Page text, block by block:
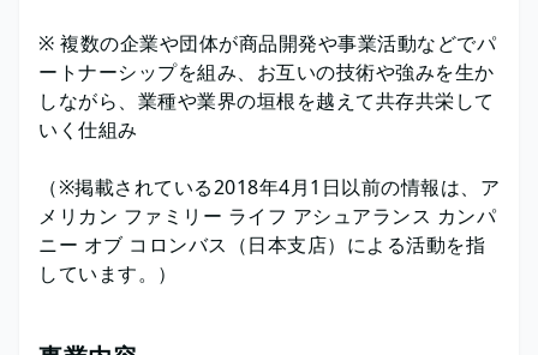
※ 複数の企業や団体が商品開発や事業活動などでパ
ートナーシップを組み、お互いの技術や強みを生か
しながら、業種や業界の垣根を越えて共存共栄して
いく仕組み
（※掲載されている2018年4月1日以前の情報は、ア
メリカン ファミリー ライフ アシュアランス カンパ
ニー オブ コロンバス（日本支店）による活動を指
しています。）